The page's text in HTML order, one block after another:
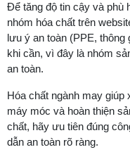
Để tăng độ tin cậy và phù
nhóm hóa chất trên
lưu ý an toàn (PPE, thông
khi cần, vì đây là nhóm
an toàn.
Hóa chất ngành may
máy móc và hoàn thiện
chất, hãy ưu tiên đúng
dẫn an toàn rõ ràng.